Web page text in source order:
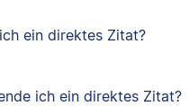
ein direktes Zitat?
ich ein direktes Zitat?